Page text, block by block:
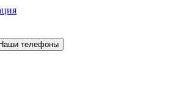
Наши телефоны